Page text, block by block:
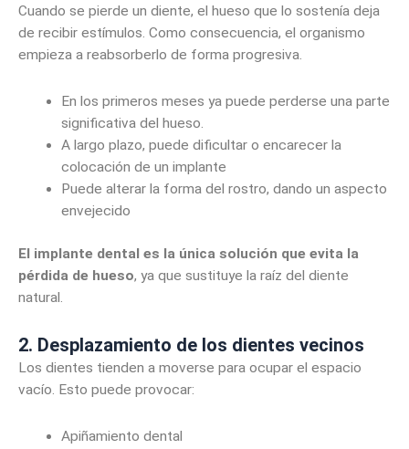
Cuando se pierde un diente, el hueso que lo sostenía deja
de recibir estímulos. Como consecuencia, el organismo
empieza a reabsorberlo de forma progresiva.
En los primeros meses ya puede perderse una parte
significativa del hueso.
A largo plazo, puede dificultar o encarecer la
colocación de un implante
Puede alterar la forma del rostro, dando un aspecto
envejecido
El implante dental es la única solución que evita la
pérdida de hueso, ya que sustituye la raíz del diente
natural.
2. Desplazamiento de los dientes vecinos
Los dientes tienden a moverse para ocupar el espacio
vacío. Esto puede provocar:
Apiñamiento dental